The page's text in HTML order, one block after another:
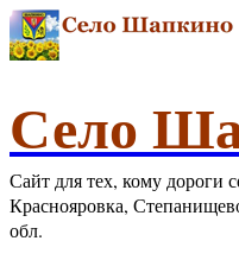
Село
Сайт для тех, кому дороги
Краснояровка,
обл.